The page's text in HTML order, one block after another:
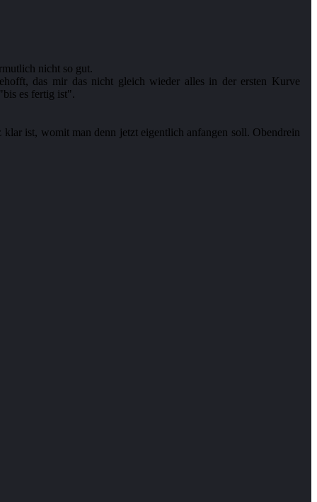
nicht so gut.
das mir das nicht gleich wieder alles in der ersten Kurve
es fertig ist".
ist, womit man denn jetzt eigentlich anfangen soll. Obendrein